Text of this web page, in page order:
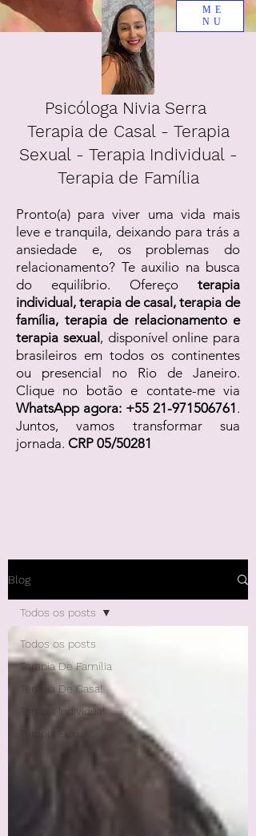
Psicóloga Nivia Serra
Terapia de Casal - Terapia
Sexual - Terapia Individual -
Terapia de Família
Pronto(a) para viver uma vida mais
leve e tranquila, deixando para trás a
ansiedade e, os problemas do
relacionamento? Te auxilio na busca
do equilíbrio. Ofereço terapia
individual, terapia de casal, terapia de
família, terapia de relacionamento e
terapia sexual , disponível online para
brasileiros em todos os continentes
ou presencial no Rio de Janeiro.
Clique no botão e contate-me via
WhatsApp agora: +55 21-971506761 .
Juntos, vamos transformar sua
jornada. CRP 05/50281
ME
NU
Blog
Todos os posts
Terapia De Família
Terapia De Casal
Terapia Individual
Terapia Sexual
Todos os posts